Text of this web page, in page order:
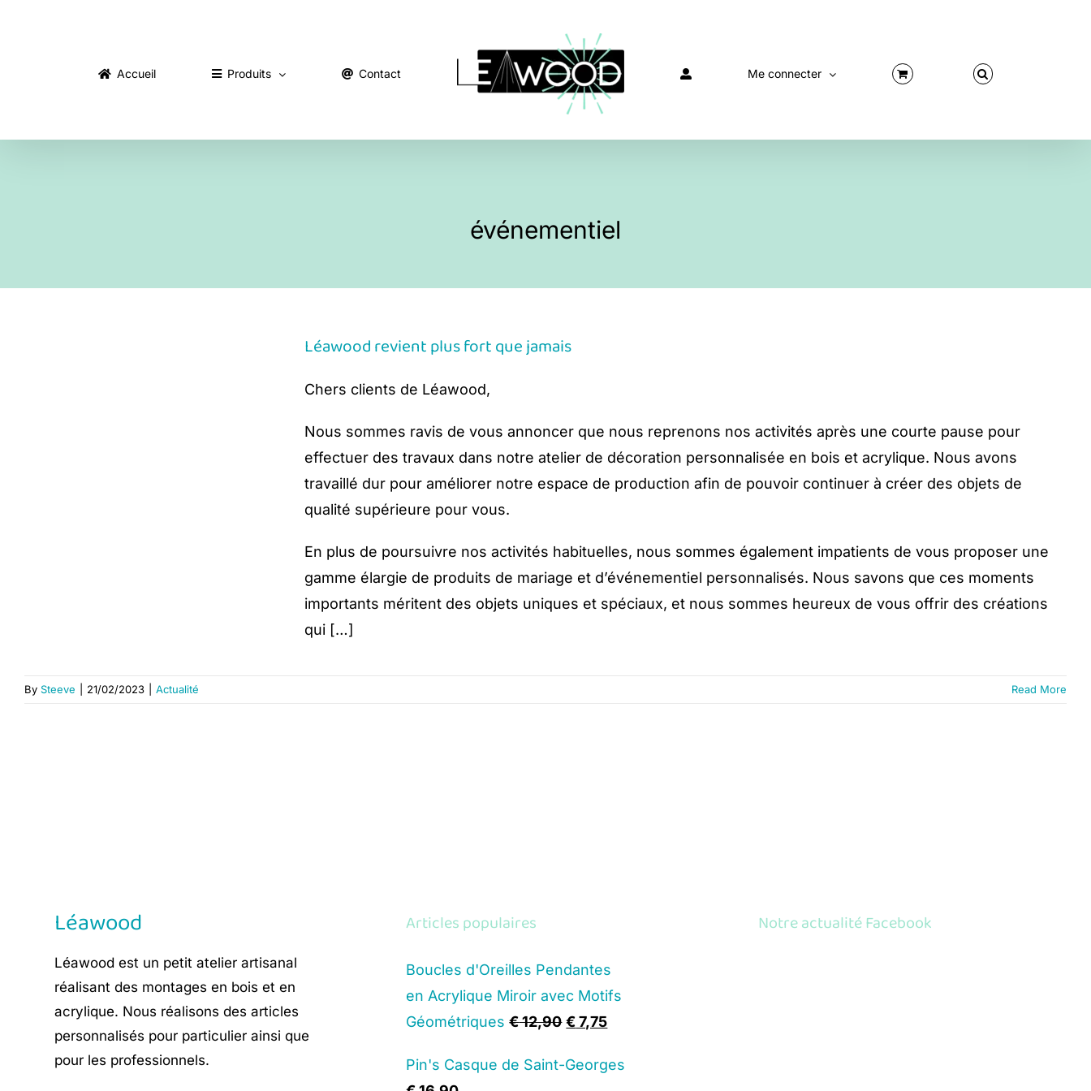
Accueil Produits Contact Me connecter
événementiel
Léawood revient plus fort que jamais
Chers clients de Léawood,
Nous sommes ravis de vous annoncer que nous reprenons nos activités après une courte pause pour
effectuer des travaux dans notre atelier de décoration personnalisée en bois et acrylique. Nous avons
travaillé dur pour améliorer notre espace de production afin de pouvoir continuer à créer des objets de
qualité supérieure pour vous.
En plus de poursuivre nos activités habituelles, nous sommes également impatients de vous proposer une
gamme élargie de produits de mariage et d’événementiel personnalisés. Nous savons que ces moments
importants méritent des objets uniques et spéciaux, et nous sommes heureux de vous offrir des créations
qui […]
By Steeve 21/02/2023 Actualité Read More
Léawood
Léawood est un petit atelier artisanal
réalisant des montages en bois et en
acrylique. Nous réalisons des articles
personnalisés pour particulier ainsi que
pour les professionnels.
Articles populaires
Boucles d'Oreilles Pendantes
en Acrylique Miroir avec Motifs
Géométriques €12,90 Original
was:
€7,75Current
is:
Pin's Casque de Saint-Georges
Notre actualité Facebook